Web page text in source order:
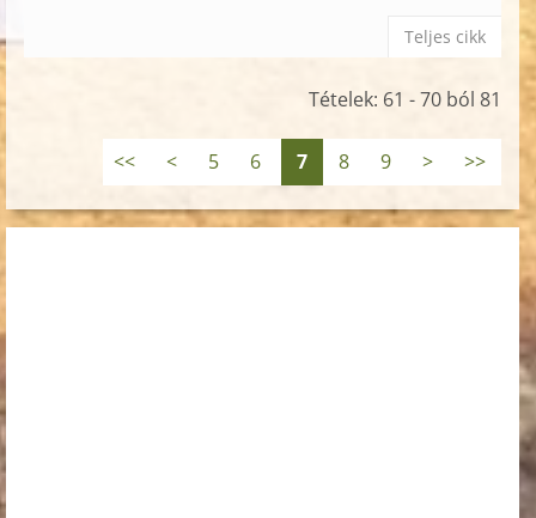
Teljes cikk
Tételek: 61 - 70 ból 81
<< < 5 6 7 8 9 > >>